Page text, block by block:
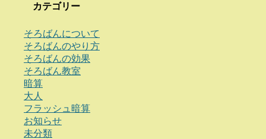
カテゴリー
そろばんについて
そろばんのやり方
そろばんの効果
そろばん教室
暗算
大人
フラッシュ暗算
お知らせ
未分類